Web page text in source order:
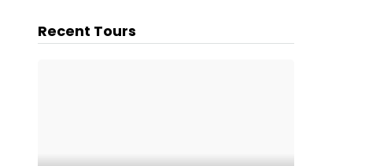
Recent Tours